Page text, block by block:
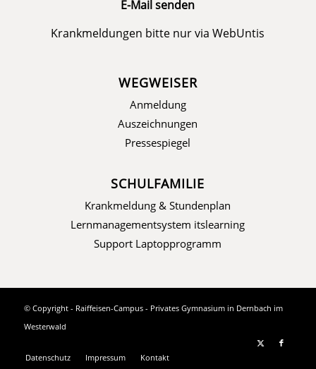
E-Mail senden
Krankmeldungen bitte nur viaWebUntis
WEGWEISER
Anmeldung
Auszeichnungen
Pressespiegel
SCHULFAMILIE
Krankmeldung & Stundenplan
Lernmanagementsystem itslearning
Support Laptopprogramm
© Copyright - Raiffeisen-Campus - Privates Gymnasium in Dernbach im
Westerwald
Datenschutz Impressum Kontakt